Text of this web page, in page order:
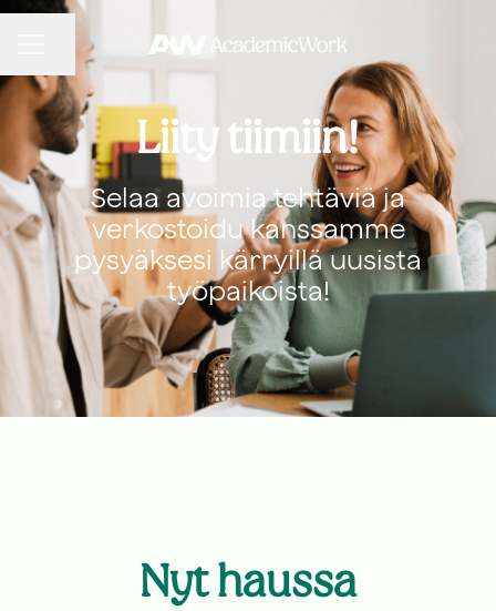
URAVALIKKO
Jaa sivu
Liity tiimiin!
Selaa avoimia tehtäviä ja
verkostoidu kanssamme
pysyäksesi kärryillä uusista
työpaikoista!
Nyt haussa